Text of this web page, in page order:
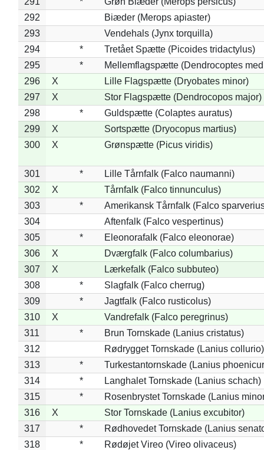
292
Biæder (Merops apiaster)
293
Vendehals (Jynx torquilla)
294
*
Tretået Spætte (Picoides tridactylus)
295
*
Mellemflagspætte (Dendrocoptes
296
X
Lille Flagspætte (Dryobates minor)
297
X
Stor Flagspætte (Dendrocopos major)
298
*
Guldspætte (Colaptes auratus)
299
X
Sortspætte (Dryocopus martius)
300
X Grønspætte (Picus viridis)
301 *
Lille Tårnfalk (Falco naumanni)
302
X
Tårnfalk (Falco tinnunculus)
303
*
Amerikansk Tårnfalk (Falco
304
Aftenfalk (Falco vespertinus)
305
*
Eleonorafalk (Falco eleonorae)
306
X
Dværgfalk (Falco columbarius)
307
X
Lærkefalk (Falco subbuteo)
308
*
Slagfalk (Falco cherrug)
309
*
Jagtfalk (Falco rusticolus)
310
X
Vandrefalk (Falco peregrinus)
311
*
Brun Tornskade (Lanius cristatus)
312
Rødrygget Tornskade (Lanius collurio)
313
*
Turkestantornskade (Lanius
314
*
Langhalet Tornskade (Lanius schach)
315
*
Rosenbrystet Tornskade (Lanius
316
X
Stor Tornskade (Lanius excubitor)
317
*
Rødhovedet Tornskade (Lanius
318
*
Rødøjet Vireo (Vireo olivaceus)